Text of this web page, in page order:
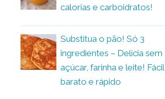
calorias e carboidratos!
Substitua o pão! Só 3
ingredientes – Delícia sem
açúcar, farinha e leite! Fácil,
barato e rápido